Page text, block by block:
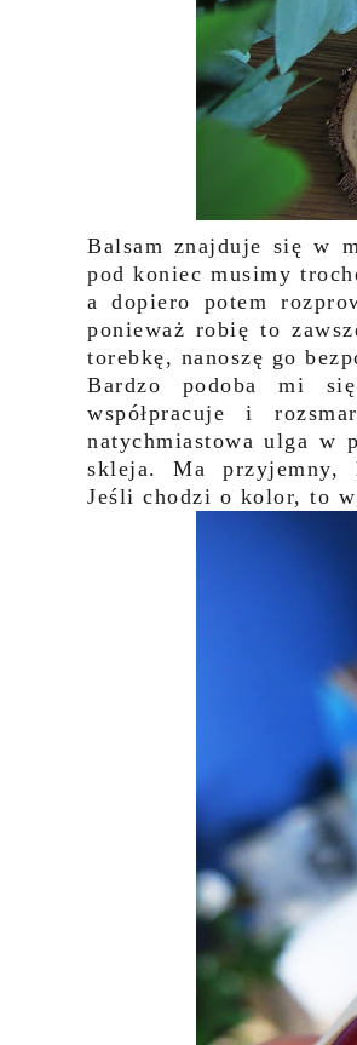
Balsam znajduje się w
pod koniec musimy
a dopiero potem
ponieważ robię to
torebkę, nanoszę go
Bardzo podoba mi
współpracuje i
natychmiastowa ulga w
skleja. Ma
Jeśli chodzi o kolor, to